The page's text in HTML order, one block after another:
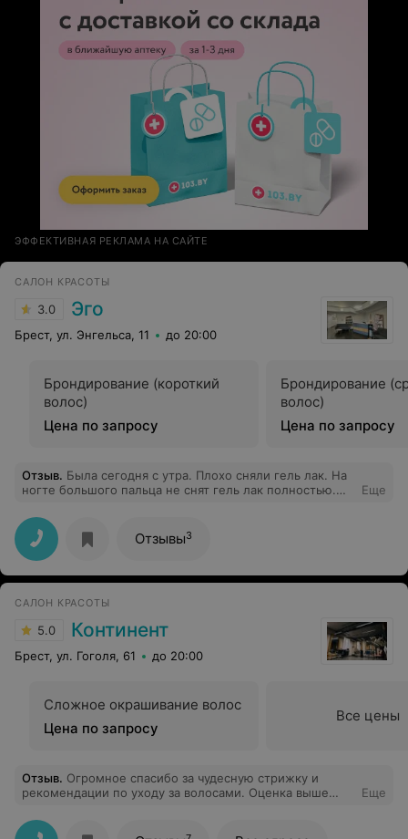
ЭФФЕКТИВНАЯ РЕКЛАМА НА САЙТЕ
САЛОН КРАСОТЫ
3.0 Эго
Брест, ул. Энгельса, 11 до 20:00
Брондирование (короткий
волос)
Цена по запросу
Брондирование
волос)
Цена по запросу
Отзыв. Была сегодня с утра. Плохо сняли гель лак. На
ногте большого пальца не снят гель лак полностью.
некоторых торцах ногтей не снят цвет. В ценах было
указано за снятие долговечного покрытия 4 рубля. Я
заплатила 8.
Еще
Отзывы3
САЛОН КРАСОТЫ
5.0 Континент
Брест, ул. Гоголя, 61 до 20:00
Сложное окрашивание волос
Цена по запросу
Все цены
Отзыв. Огромное спасибо за чудесную стрижку и
рекомендации по уходу за волосами. Оценка выше
Еще